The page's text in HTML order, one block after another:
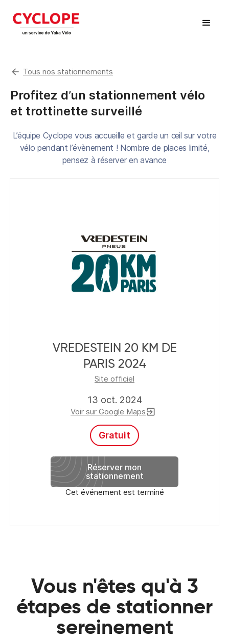
arrow_back Tous nos stationnements
Profitez d’un stationnement vélo
et trottinette surveillé
L’équipe Cyclope vous accueille et garde un œil sur votre
vélo pendant l’évènement ! Nombre de places limité,
pensez à réserver en avance
VREDESTEIN 20 KM DE
PARIS 2024
Site officiel
13 oct. 2024
Voir sur Google Mapsexit_to_app
Gratuit
Réserver mon
stationnement
Cet événement est terminé
Vous n'êtes qu'à 3
étapes de stationner
sereinement